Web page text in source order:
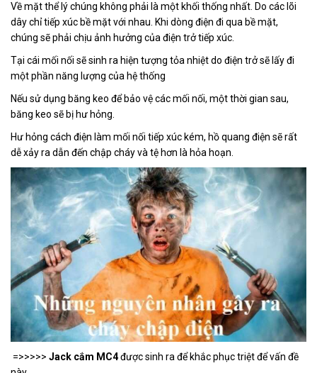
Về mặt thể lý chúng không phải là một khối thống nhất. Do các lõi
dây chỉ tiếp xúc bề mặt với nhau. Khi dòng điện đi qua bề mặt,
chúng sẽ phải chịu ảnh hưởng của điện trở tiếp xúc.
Tại cái mối nối sẽ sinh ra hiện tượng tỏa nhiệt do điện trở sẽ lấy đi
một phần năng lượng của hệ thống
Nếu sử dụng băng keo để bảo vệ các mối nối, một thời gian sau,
băng keo sẽ bị hư hỏng.
Hư hỏng cách điện làm mối nối tiếp xúc kém, hồ quang điện sẽ rất
dễ xảy ra dẫn đến chập cháy và tệ hơn là hỏa hoạn.
=>>>>> Jack cắm MC4được sinh ra để khắc phục triệt để vấn đề